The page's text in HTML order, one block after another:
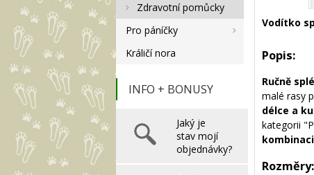
Zdravotní pomůcky
Pro páníčky
Králičí nora
INFO + BONUSY
Jaký je
stav mojí
objednávky?
Vodítko
Popis:
Ručně
malé rasy
délce a
kategorii
kombinaci
Rozměry: